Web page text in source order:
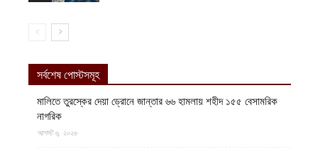
সর্বশেষ পোস্টসমূহ
মালিতে তুরস্কের দেয়া ড্রোনে জান্তার ৬৬ হামলায় শহীদ ১৫৫ বেসামরিক
নাগরিক
আগস্ট ৬, ২০২৬